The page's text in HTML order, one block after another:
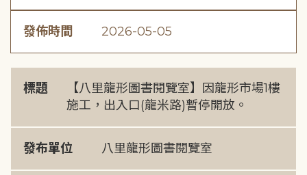
發佈時間 2026-05-05
標題
【八里龍形圖書閱覽室】因龍形市場1樓
施工，出入口(龍米路)暫停開放。
發布單位 八里龍形圖書閱覽室